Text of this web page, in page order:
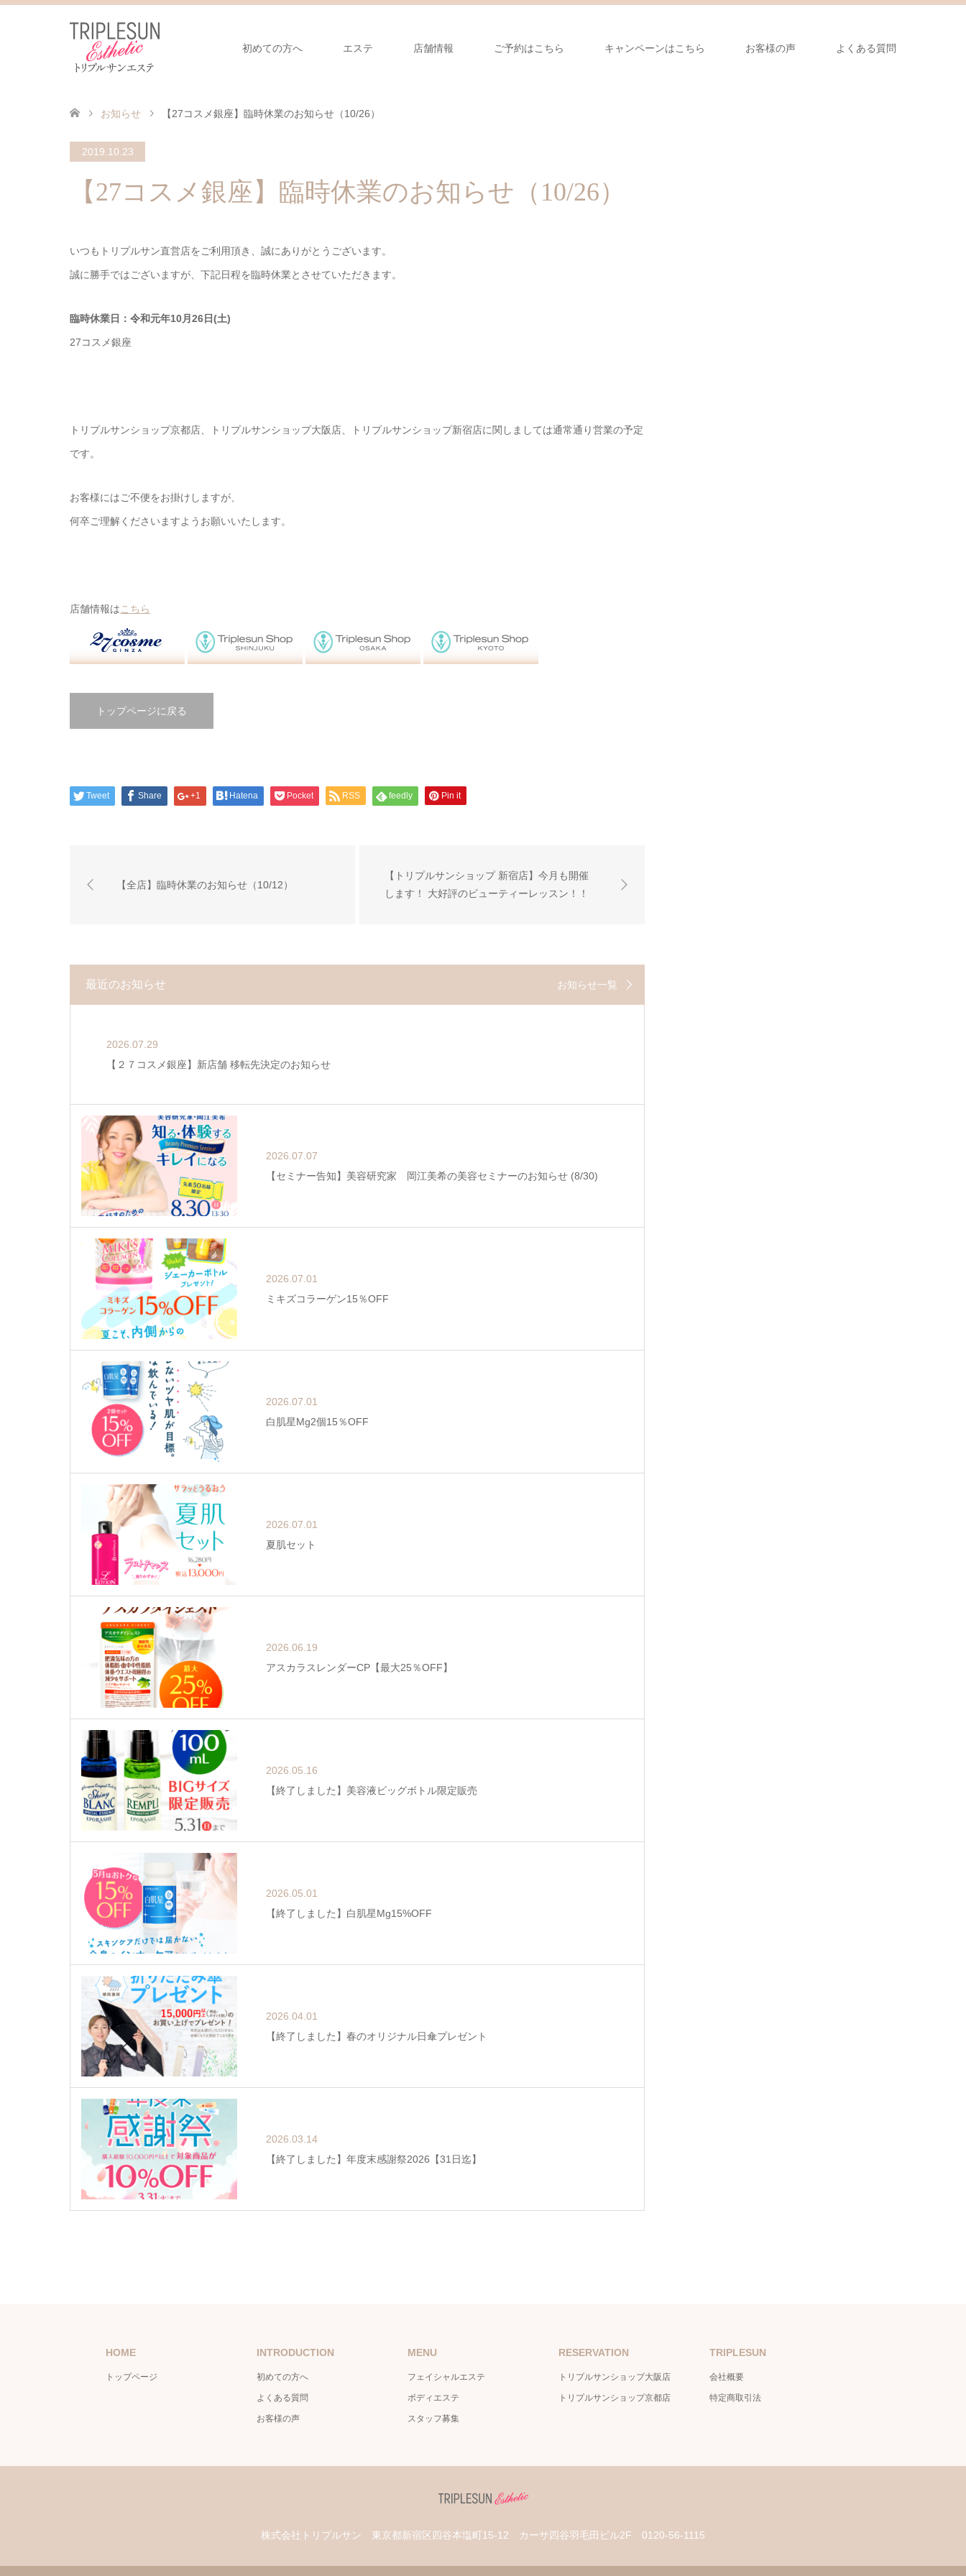
初めての方へ エステ 店舗情報 ご予約はこちら キャンペーンはこちら お客様の声 よくある質問
お知らせ 【27コスメ銀座】臨時休業のお知らせ（10/26）
2019.10.23
【27コスメ銀座】臨時休業のお知らせ（10/26）
いつもトリプルサン直営店をご利用頂き、誠にありがとうございます。
誠に勝手ではございますが、下記日程を臨時休業とさせていただきます。
臨時休業日：令和元年10月26日(土)
27コスメ銀座
トリプルサンショップ京都店、トリプルサンショップ大阪店、トリプルサンショップ新宿店に関しましては通常通り営業の予定
です。
お客様にはご不便をお掛けしますが、
何卒ご理解くださいますようお願いいたします。
店舗情報は こちら
トップページに戻る
Tweet Share +1 Hatena Pocket RSS feedly Pin it
【全店】臨時休業のお知らせ（10/12）
【トリプルサンショップ 新宿店】今月も開催
します！ 大好評のビューティーレッスン！！
最近のお知らせ お知らせ一覧
2026.07.29
【２７コスメ銀座】新店舗 移転先決定のお知らせ
2026.07.07
【セミナー告知】美容研究家 岡江美希の美容セミナーのお知らせ (8/30)
2026.07.01
ミキズコラーゲン15％OFF
2026.07.01
白肌星Mg2個15％OFF
2026.07.01
夏肌セット
2026.06.19
アスカラスレンダーCP【最大25％OFF】
2026.05.16
【終了しました】美容液ビッグボトル限定販売
2026.05.01
【終了しました】白肌星Mg15%OFF
2026.04.01
【終了しました】春のオリジナル日傘プレゼント
2026.03.14
【終了しました】年度末感謝祭2026【31日迄】
HOME
トップページ
INTRODUCTION
初めての方へ
よくある質問
お客様の声
MENU
フェイシャルエステ
ボディエステ
スタッフ募集
RESERVATION
トリプルサンショップ大阪店
トリプルサンショップ京都店
TRIPLESUN
会社概要
特定商取引法
株式会社トリプルサン 東京都新宿区四谷本塩町15-12 カーサ四谷羽毛田ビル2F 0120-56-1115